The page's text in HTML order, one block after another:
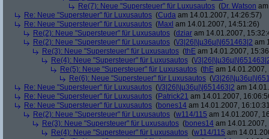
Re(7): Neue "Supersteuer" für Luxusautos (Dr. Watson
Re: Neue "Supersteuer" für Luxusautos (Cuda am 14.01.2007, 14:26:57)
Re: Neue "Supersteuer" für Luxusautos (Maxl am 14.01.2007, 14:51:26)
Re(2): Neue "Supersteuer" für Luxusautos (dziar am 14.01.2007,
Re(2): Neue "Supersteuer" für Luxusautos (\/3|26|\|µ36µ|\|651463|2 am
Re(3): Neue "Supersteuer" für Luxusautos (thE am 14.01.2007,
Re(4): Neue "Supersteuer" für Luxusautos (\/
Re(5): Neue "Supersteuer" für Luxusautos (thE am 14.01.2007,
Re(6): Neue "Supersteuer" für Luxusautos (\/
Re: Neue "Supersteuer" für Luxusautos (\/3|26|\|µ36µ|\|651463|2 am
Re: Neue "Supersteuer" für Luxusautos (Patrick21 am 14.01.2007,
Re: Neue "Supersteuer" für Luxusautos (bones14 am 14.01.2007,
Re(2): Neue "Supersteuer" für Luxusautos (w114/115 am 14.01.2007,
Re(3): Neue "Supersteuer" für Luxusautos (bones14 am 14.01.2007,
Re(4): Neue "Supersteuer" für Luxusautos (w114/115 am